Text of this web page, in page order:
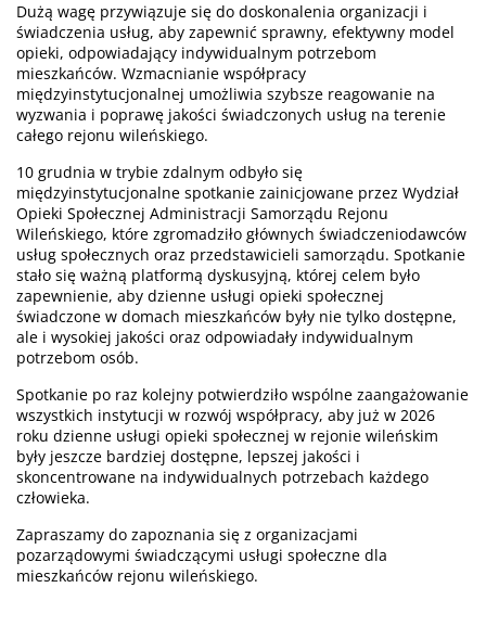
Dużą wagę przywiązuje się do doskonalenia organizacji i
świadczenia usług, aby zapewnić sprawny, efektywny model
opieki, odpowiadający indywidualnym potrzebom
mieszkańców. Wzmacnianie współpracy
międzyinstytucjonalnej umożliwia szybsze reagowanie na
wyzwania i poprawę jakości świadczonych usług na terenie
całego rejonu wileńskiego.
10 grudnia w trybie zdalnym odbyło się
międzyinstytucjonalne spotkanie zainicjowane przez Wydział
Opieki Społecznej Administracji Samorządu Rejonu
Wileńskiego, które zgromadziło głównych świadczeniodawców
usług społecznych oraz przedstawicieli samorządu. Spotkanie
stało się ważną platformą dyskusyjną, której celem było
zapewnienie, aby dzienne usługi opieki społecznej
świadczone w domach mieszkańców były nie tylko dostępne,
ale i wysokiej jakości oraz odpowiadały indywidualnym
potrzebom osób.
Spotkanie po raz kolejny potwierdziło wspólne zaangażowanie
wszystkich instytucji w rozwój współpracy, aby już w 2026
roku dzienne usługi opieki społecznej w rejonie wileńskim
były jeszcze bardziej dostępne, lepszej jakości i
skoncentrowane na indywidualnych potrzebach każdego
człowieka.
Zapraszamy do zapoznania się z organizacjami
pozarządowymi świadczącymi usługi społeczne dla
mieszkańców rejonu wileńskiego.